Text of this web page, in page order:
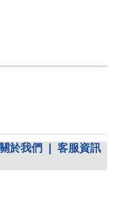
關於我們
客服資訊